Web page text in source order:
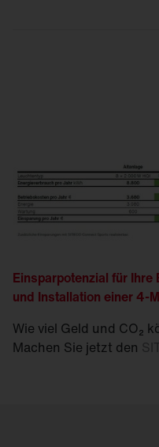
Einsparpotenzial für Ihre
und Installation einer 4-
Wie viel Geld und CO₂
Machen Sie jetzt den